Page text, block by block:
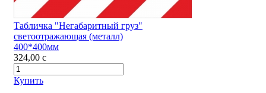
Табличка "Негабаритный груз"
светоотражающая (металл)
400*400мм
324,00 c
Купить